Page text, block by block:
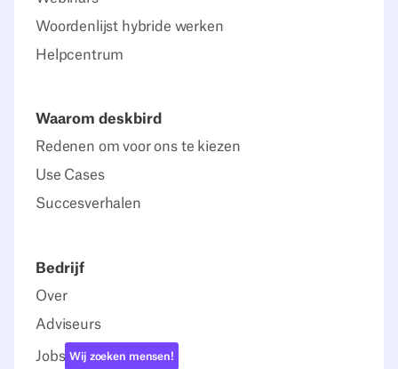
Woordenlijst hybride werken
Helpcentrum
Waarom deskbird
Redenen om voor ons te kiezen
Use Cases
Succesverhalen
Bedrijf
Over
Adviseurs
Jobs Wij zoeken mensen!